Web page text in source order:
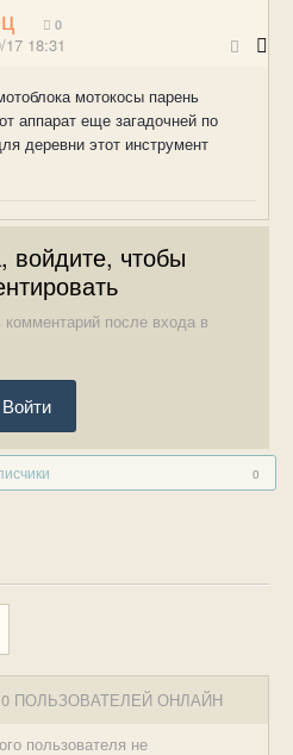
0
17 18:31
мотокосы парень
аппарат еще загадочней по
деревни этот инструмент
войдите, чтобы
после входа в
Войти
0
0 ПОЛЬЗОВАТЕЛЕЙ ОНЛАЙН
пользователя не